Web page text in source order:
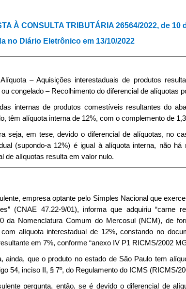
À CONSULTA TRIBUTÁRIA 26564/2022, de 10
no Diário Eletrônico em 13/10/2022
– Aquisições interestaduais de produtos
congelado – Recolhimento do diferencial de alíquotas
internas de produtos comestíveis resultantes do
têm alíquota interna de 12%, com o complemento de
seja, em tese, devido o diferencial de alíquotas, no
(supondo-a 12%) é igual à alíquota interna, não
de alíquotas resulta em valor nulo.
empresa optante pelo Simples Nacional que
(CNAE 47.22-9/01), informa que adquiriu “carne
da Nomenclatura Comum do Mercosul (NCM), de
com alíquota interestadual de 12%, constando no
em 7%, conforme “anexo IV P1 RICMS/2002
ainda, que o produto no estado de São Paulo tem
54, inciso II, § 7º, do Regulamento do ICMS (RICMS/
pergunta, então, se é devido o diferencial de